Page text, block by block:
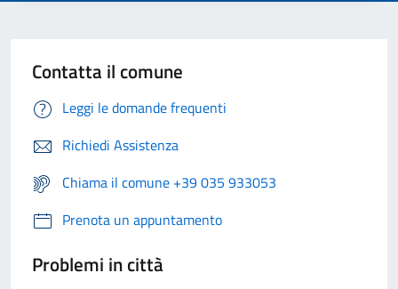
Contatta il comune
Leggi le domande frequenti
Richiedi Assistenza
Chiama il comune +39 035 933053
Prenota un appuntamento
Problemi in città